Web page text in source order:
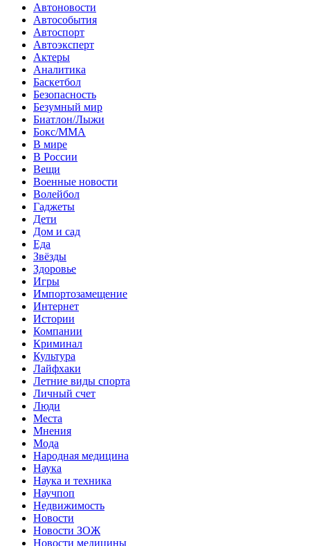
Автоновости
Автособытия
Автоспорт
Автоэксперт
Актеры
Аналитика
Баскетбол
Безопасность
Безумный мир
Биатлон/Лыжи
Бокс/MMA
В мире
В России
Вещи
Военные новости
Волейбол
Гаджеты
Дети
Дом и сад
Еда
Звёзды
Здоровье
Игры
Импортозамещение
Интернет
Истории
Компании
Криминал
Культура
Лайфхаки
Летние виды спорта
Личный счет
Люди
Места
Мнения
Мода
Народная медицина
Наука
Наука и техника
Научпоп
Недвижимость
Новости
Новости ЗОЖ
Новости медицины